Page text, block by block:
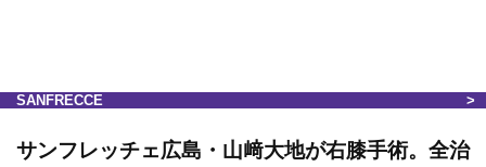
SANFRECCE
サンフレッチェ広島・山﨑大地が右膝手術。全治